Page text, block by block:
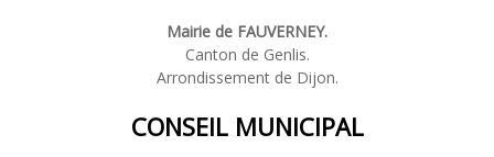
Mairie de FAUVERNEY.
Canton de Genlis.
Arrondissement de Dijon.
CONSEIL MUNICIPAL